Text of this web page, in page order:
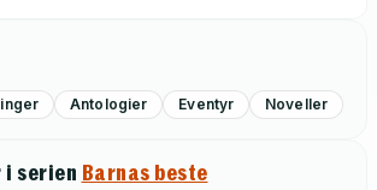
Antologier Eventyr Noveller
i serien Barnas beste